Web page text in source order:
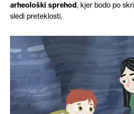
arheološki sprehod, kjer bodo po
sledi preteklosti.